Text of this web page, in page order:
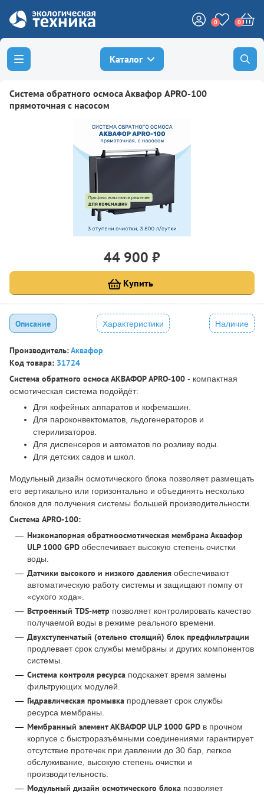
0 0
Каталог
Система обратного осмоса Аквафор APRO-100
прямоточная с насосом
44 900 ₽
Купить
Описание Характеристики Наличие
Производитель:Аквафор
Код товара: 31724
Система обратного осмоса АКВАФОР APRO-100 - компактная
осмотическая система подойдёт:
Для кофейных аппаратов и кофемашин.
Для пароконвектоматов, льдогенераторов и
стерилизаторов.
Для диспенсеров и автоматов по розливу воды.
Для детских садов и школ.
Модульный дизайн осмотического блока позволяет размещать
его вертикально или горизонтально и объединять несколько
блоков для получения системы большей производительности.
Система APRO-100:
Низконапорная обратноосмотическая мембрана Аквафор
ULP 1000 GPD обеспечивает высокую степень очистки
воды.
Датчики высокого и низкого давления обеспечивают
автоматическую работу системы и защищают помпу от
«сухого хода».
Встроенный TDS-метр позволяет контролировать качество
получаемой воды в режиме реального времени.
Двухступенчатый (отельно стоящий) блок предфильтрации
продлевает срок службы мембраны и других компонентов
системы.
Система контроля ресурса подскажет время замены
фильтрующих модулей.
Гидравлическая промывка продлевает срок службы
ресурса мембраны.
Мембранный элемент АКВАФОР ULP 1000 GPD в прочном
корпусе с быстроразъёмными соединениями гарантирует
отсутствие протечек при давлении до 30 бар, легкое
обслуживание, высокую степень очистки и
производительность.
Модульный дизайн осмотического блока позволяет